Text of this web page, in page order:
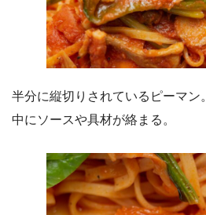
半分に縦切りされているピーマン。
中にソースや具材が絡まる。